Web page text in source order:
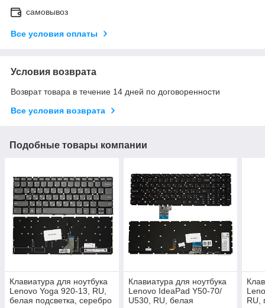
самовывоз
Все условия оплаты
Условия возврата
Возврат товара в течение 14 дней по договоренности
Все условия возврата
Подобные товары компании
Клавиатура для ноутбука
Lenovo Yoga 920-13, RU,
белая подсветка, серебро
Клавиатура для ноутбука
Lenovo IdeaPad Y50-70/
U530, RU, белая
RU,